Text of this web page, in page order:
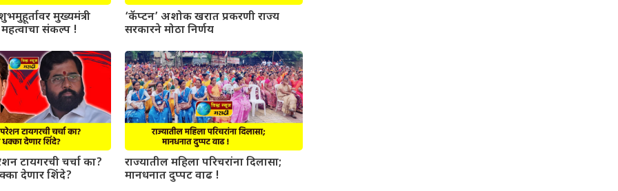
मुख्यमंत्री
संकल्प !
‘कॅप्टन’ अशोक खरात प्रकरणी राज्य
सरकारने मोठा निर्णय
टायगरची चर्चा का?
देणार शिंदे?
राज्यातील महिला परिचरांना दिलासा;
मानधनात दुप्पट वाढ !